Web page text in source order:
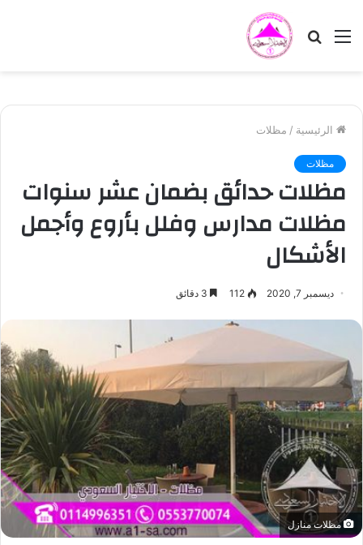
القائمة بحث
الرئيسية / مظلات
مظلات
مظلات حدائق بضمان عشر سنوات
مظلات مدارس وفلل بأروع وأجمل
الأشكال
ديسمبر 7, 2020 112
مظلات منازل